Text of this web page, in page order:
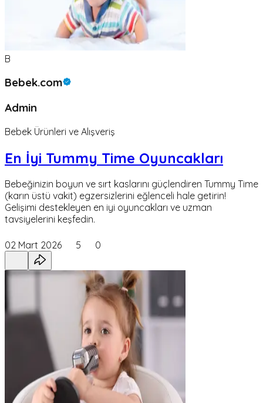
B
Bebek.com
Admin
Bebek Ürünleri ve Alışveriş
En İyi Tummy Time Oyuncakları
Bebeğinizin boyun ve sırt kaslarını güçlendiren Tummy Time
(karın üstü vakit) egzersizlerini eğlenceli hale getirin!
Gelişimi destekleyen en iyi oyuncakları ve uzman
tavsiyelerini keşfedin.
02 Mart 2026 5 0